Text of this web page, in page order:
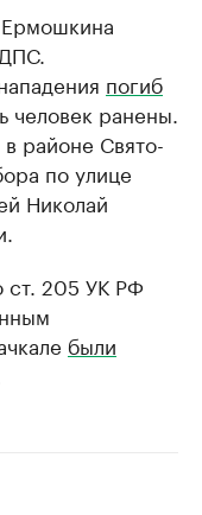
погиб
человек ранены.
районе Свято-
по улице
Николай
ст. 205 УК РФ
были